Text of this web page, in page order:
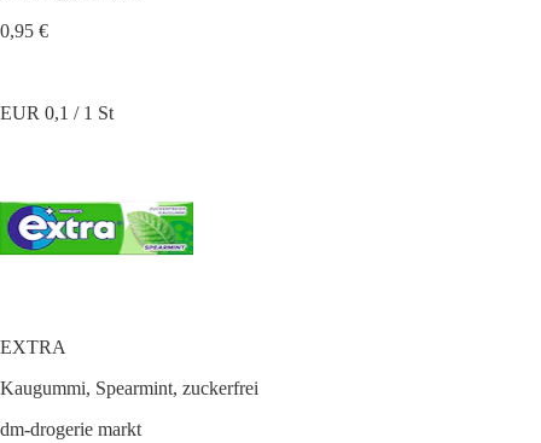
0,95 €
EUR 0,1 / 1 St
EXTRA
Kaugummi, Spearmint, zuckerfrei
dm-drogerie markt